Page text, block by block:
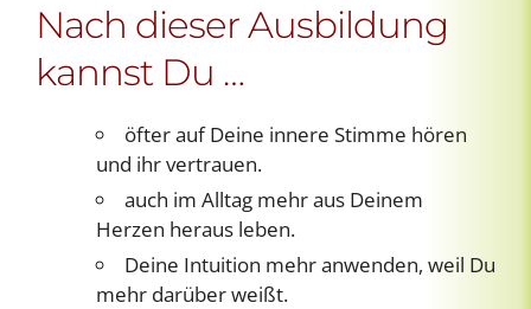
Nach dieser Ausbildung
kannst Du …
öfter auf Deine innere Stimme hören
und ihr vertrauen.
auch im Alltag mehr aus Deinem
Herzen heraus leben.
Deine Intuition mehr anwenden, weil Du
mehr darüber weißt.